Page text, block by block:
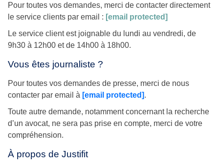
Pour toutes vos demandes, merci de contacter directement
le service clients par email : [email protected]
Le service client est joignable du lundi au vendredi, de
9h30 à 12h00 et de 14h00 à 18h00.
Vous êtes journaliste ?
Pour toutes vos demandes de presse, merci de nous
contacter par email à [email protected].
Toute autre demande, notamment concernant la recherche
d’un avocat, ne sera pas prise en compte, merci de votre
compréhension.
À propos de Justifit